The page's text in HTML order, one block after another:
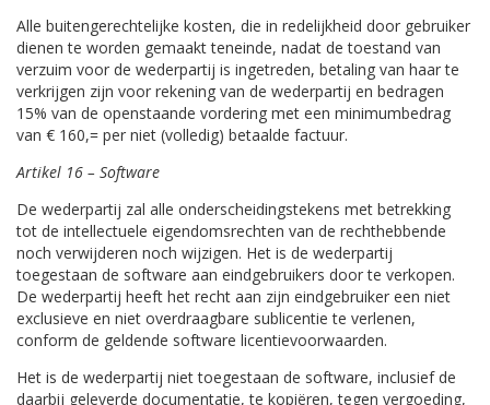
Alle buitengerechtelijke kosten, die in redelijkheid door gebruiker
dienen te worden gemaakt teneinde, nadat de toestand van
verzuim voor de wederpartij is ingetreden, betaling van haar te
verkrijgen zijn voor rekening van de wederpartij en bedragen
15% van de openstaande vordering met een minimumbedrag
van € 160,= per niet (volledig) betaalde factuur.
Artikel 16 – Software
De wederpartij zal alle onderscheidingstekens met betrekking
tot de intellectuele eigendomsrechten van de rechthebbende
noch verwijderen noch wijzigen. Het is de wederpartij
toegestaan de software aan eindgebruikers door te verkopen.
De wederpartij heeft het recht aan zijn eindgebruiker een niet
exclusieve en niet overdraagbare sublicentie te verlenen,
conform de geldende software licentievoorwaarden.
Het is de wederpartij niet toegestaan de software, inclusief de
daarbij geleverde documentatie, te kopiëren, tegen vergoeding,